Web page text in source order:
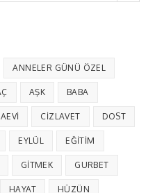
ANNELER GÜNÜ ÖZEL
AŞK BABA
CIZLAVET DOST
EYLÜL EĞITIM
GITMEK GURBET
HAYAT HÜZÜN